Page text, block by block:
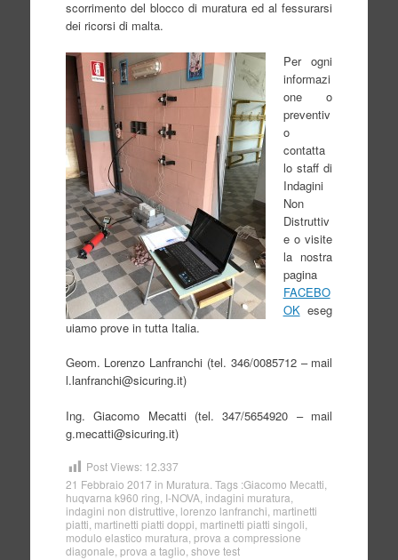
scorrimento del blocco di muratura ed al fessurarsi
dei ricorsi di malta.
Per ogni
informazi
one o
preventiv
o
contatta
lo staff di
Indagini
Non
Distruttiv
e o visite
la nostra
pagina
FACEBO
OKeseg
uiamo prove in tutta Italia.
Geom. Lorenzo Lanfranchi (tel. 346/0085712 – mail
l.lanfranchi@sicuring.it)
Ing. Giacomo Mecatti (tel. 347/5654920 – mail
g.mecatti@sicuring.it)
Post Views: 12.337
21 Febbraio 2017 in Muratura . Tags :Giacomo Mecatti
huqvarna k960 ring I-NOVA, indagini muratura
indagini non distruttive lorenzo lanfranchi martinetti
piatti martinetti piatti doppi martinetti piatti singoli
modulo elastico muratura prova a compressione
diagonale prova a taglio shove test